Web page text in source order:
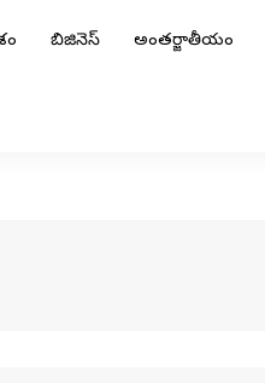
బిజినెస్ అంతర్జాతీయం